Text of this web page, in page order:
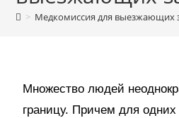
> Медкомиссия для выезжающих
Множество людей
границу. Причем для